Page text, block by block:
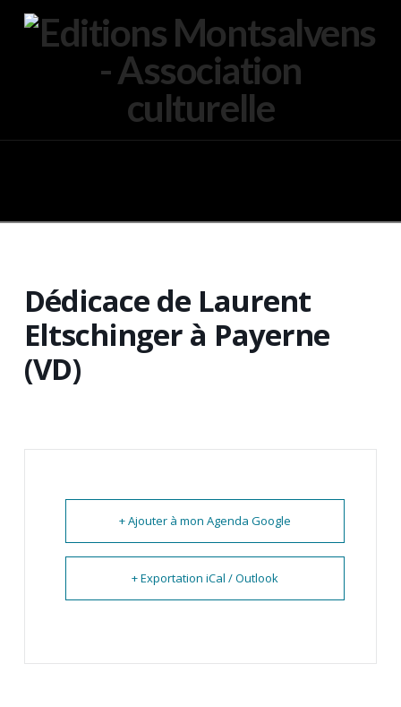
Dédicace de Laurent
Eltschinger à Payerne
(VD)
+ Ajouter à mon Agenda Google
+ Exportation iCal / Outlook